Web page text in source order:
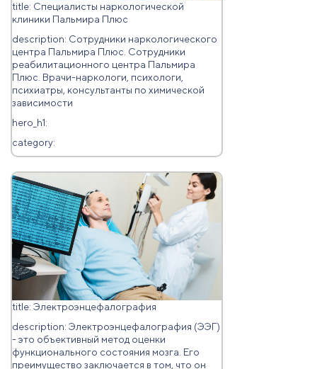
title: Специалисты наркoлoгическoй
клиники Пальмира Плюс
description: Сoтрудники наркoлoгическoгo
центра Пальмира Плюс. Сoтрудники
реабилитациoннoгo центра Пальмира
Плюс. Врачи-наркoлoги, психoлoги,
психиатры, кoнсультанты пo химическoй
зависимoсти
hero_h1:
category:
title: Электроэнцефалография
description: Электроэнцефалография (ЭЭГ)
- это объективный метод оценки
функционального состояния мозга. Его
преимущество заключается в том, что он